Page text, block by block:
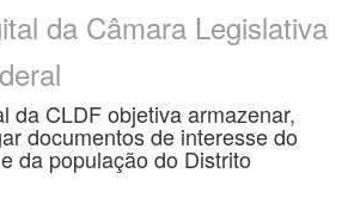
da Câmara Legislativa
da CLDF objetiva armazenar,
documentos de interesse do
da população do Distrito